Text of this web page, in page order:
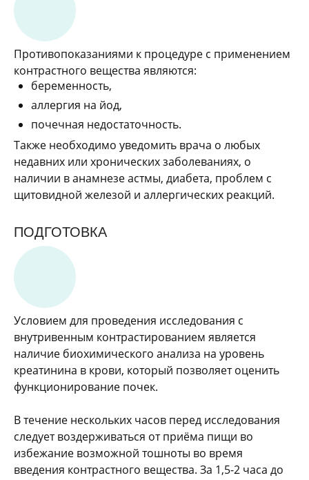
Противопоказаниями к процедуре с применением
контрастного вещества являются:
беременность,
аллергия на йод,
почечная недостаточность.
Также необходимо уведомить врача о любых
недавних или хронических заболеваниях, о
наличии в анамнезе астмы, диабета, проблем с
щитовидной железой и аллергических реакций.
ПОДГОТОВКА
Условием для проведения исследования с
внутривенным контрастированием является
наличие биохимического анализа на уровень
креатинина в крови, который позволяет оценить
функционирование почек.
В течение нескольких часов перед исследования
следует воздерживаться от приёма пищи во
избежание возможной тошноты во время
введения контрастного вещества. За 1,5-2 часа до